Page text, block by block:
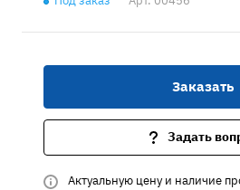
Заказать
Задать
Актуальную цену и наличие